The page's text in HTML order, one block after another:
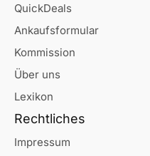
QuickDeals
Ankaufsformular
Kommission
Über uns
Lexikon
Rechtliches
Impressum